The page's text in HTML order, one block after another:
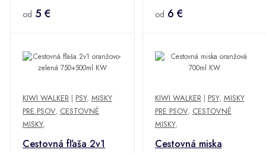
od 5 € od 6 €
KIWI WALKER | PSY, MISKY
PRE PSOV, CESTOVNÉ
MISKY,
Cestovná fľaša 2v1
KIWI WALKER| PSY, MISKY
PRE PSOV, CESTOVNÉ
MISKY,
Cestovná miska